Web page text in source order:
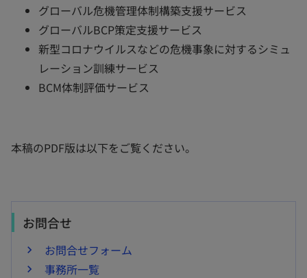
グローバル危機管理体制構築支援サービス
グローバルBCP策定支援サービス
新型コロナウイルスなどの危機事象に対するシミュ
レーション訓練サービス
BCM体制評価サービス
本稿のPDF版は以下をご覧ください。
お問合せ
お問合せフォーム
事務所一覧